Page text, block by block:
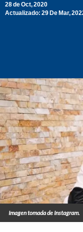
28 de Oct, 2020
Actualizado: 29 De Mar,
Imagen tomada de Instagram.